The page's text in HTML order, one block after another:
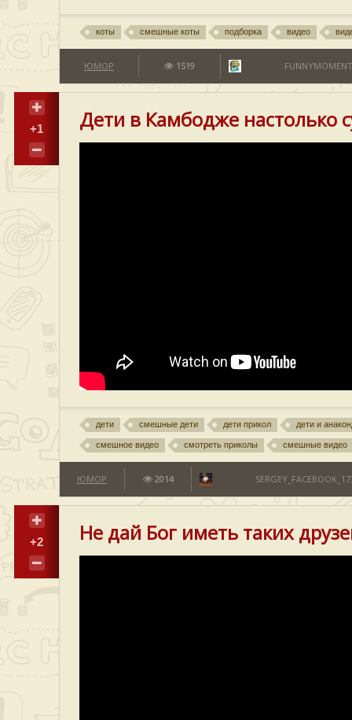
коты смешные коты подборка видео
ЮМОР 1519
+1 Дети в Камбодже настолько
дети смешные дети дети прикол дети и
смешное видео смотреть приколы смешные видео
ЮМОР 2014
+2 Не дай Бог иметь таких